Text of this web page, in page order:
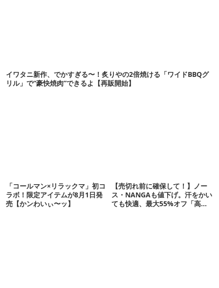
イワタニ新作、でかすぎる〜！炙りやの2倍焼ける「ワイドBBQグ
リル」で“豪快焼肉”できるよ【再販開始】
「コールマン×リラックマ」初コ
ラボ！限定アイテムが8月1日発
売【かンわいぃ〜ッ】
【売切れ前に確保して！】ノー
ス・NANGAも値下げ。汗をかい
ても快適、最大55%オフ「高機